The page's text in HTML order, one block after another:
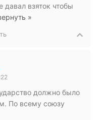
давал взяток чтобы
»
должно было
По всему союзу